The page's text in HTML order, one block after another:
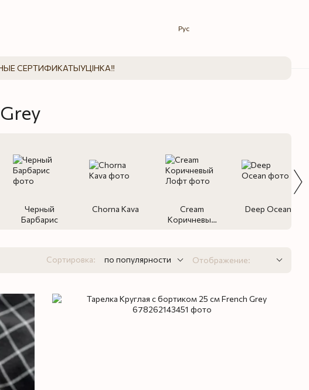
Рус
СЕРТИФИКАТЫУЦІНКА‼️
Черный
Барбарис
Chorna Kava
Cream
Коричневый
Deep Ocean
Сортировка: по популярности Отображение: